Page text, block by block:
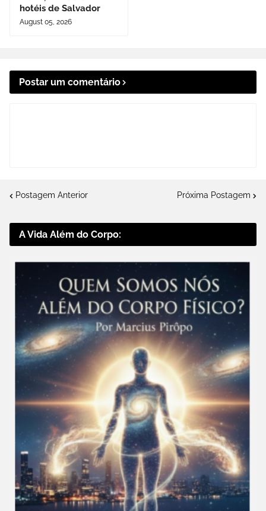
hotéis de Salvador
August 05, 2026
Postar um comentário
Postagem Anterior Próxima Postagem
A Vida Além do Corpo: